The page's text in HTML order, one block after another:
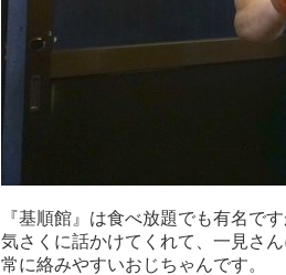
『基順館』は食べ放題でも有名で
気さくに話かけてくれて、一見さ
常に絡みやすいおじちゃんです。